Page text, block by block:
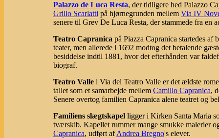
Palazzo de Luca Resta, der tidligere hed Palazzo
Grillo Scarlatti på hjørnegrunden mellem Via IV
senere til Grev De Luca Resta, der stammede fra en
Teatro Capranica på Piazza Capranica startedes af
teater, men allerede i 1692 modtog det betalende
besiddelse indtil 1881, hvor det efterhånden var
biograf.
Teatro Valle i Via del Teatro Valle er det ældste
tallet som et samarbejde mellem Camillo Capranica,
Senere overtog familien Capranica alene teatret og
Familiens slægtskapel ligger i Kirken Santa Maria
tværskib. Kapellet rummer mange smukke malerier
Capranica, udført afAndrea Bregno's elever.